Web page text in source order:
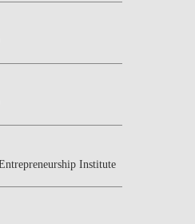
Institute